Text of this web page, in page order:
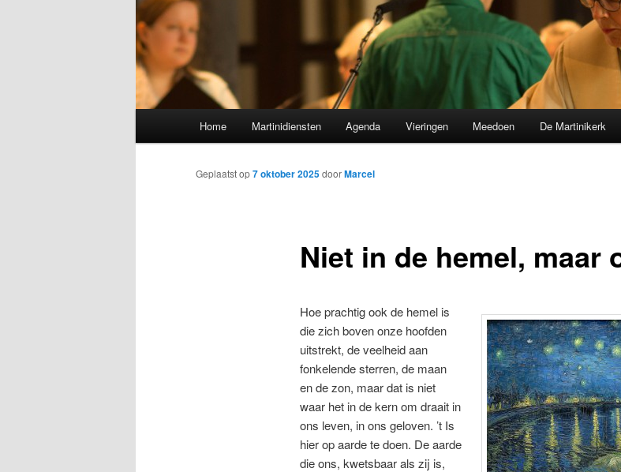
Home Martinidiensten Agenda Vieringen Meedoen De Martinikerk
Niet in de hemel, maar
Geplaatst op7 oktober 2025doorMarcel
Hoe prachtig ook de hemel is
die zich boven onze hoofden
uitstrekt, de veelheid aan
fonkelende sterren, de maan
en de zon, maar dat is niet
waar het in de kern om draait in
ons leven, in ons geloven. ’t Is
hier op aarde te doen. De aarde
die ons, kwetsbaar als zij is,